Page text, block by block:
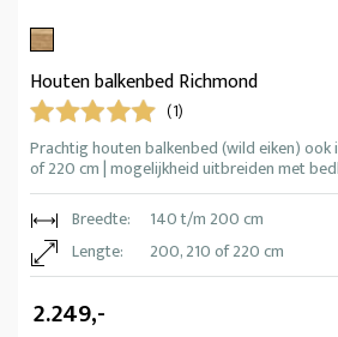
Houten balkenbed Richmond
(1)
Prachtig houten balkenbed (wild eiken) ook
of 220 cm | mogelijkheid uitbreiden met
Breedte:
140 t/m 200 cm
Lengte:
200, 210 of 220 cm
2.249,-